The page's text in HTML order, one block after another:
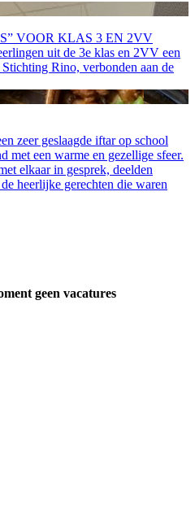
VOOR KLAS 3 EN 2VV
uit de 3e klas en 2VV een
Rino, verbonden aan de
zeer geslaagde iftar op school
met een warme en gezellige sfeer.
elkaar in gesprek, deelden
heerlijke gerechten die waren
geen vacatures